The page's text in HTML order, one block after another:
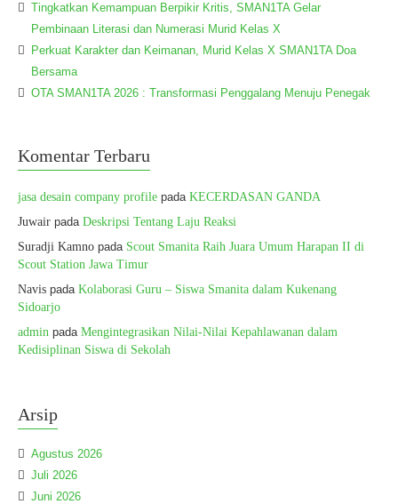
Tingkatkan Kemampuan Berpikir Kritis, SMAN1TA Gelar
Pembinaan Literasi dan Numerasi Murid Kelas X
Perkuat Karakter dan Keimanan, Murid Kelas X SMAN1TA Doa
Bersama
OTA SMAN1TA 2026 : Transformasi Penggalang Menuju Penegak
Komentar Terbaru
jasa desain company profile pada KECERDASAN GANDA
Juwair pada Deskripsi Tentang Laju Reaksi
Suradji Kamno pada Scout Smanita Raih Juara Umum Harapan II di
Scout Station Jawa Timur
Navis pada Kolaborasi Guru – Siswa Smanita dalam Kukenang
Sidoarjo
admin pada Mengintegrasikan Nilai-Nilai Kepahlawanan dalam
Kedisiplinan Siswa di Sekolah
Arsip
Agustus 2026
Juli 2026
Juni 2026